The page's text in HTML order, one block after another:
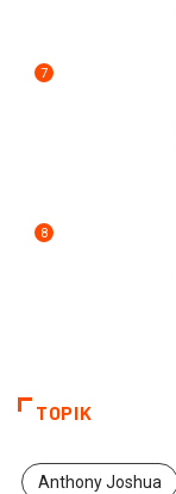
7
8
TOPIK
Anthony Joshua